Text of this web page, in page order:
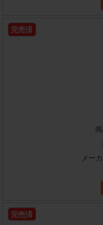
完売済
メー
完売済